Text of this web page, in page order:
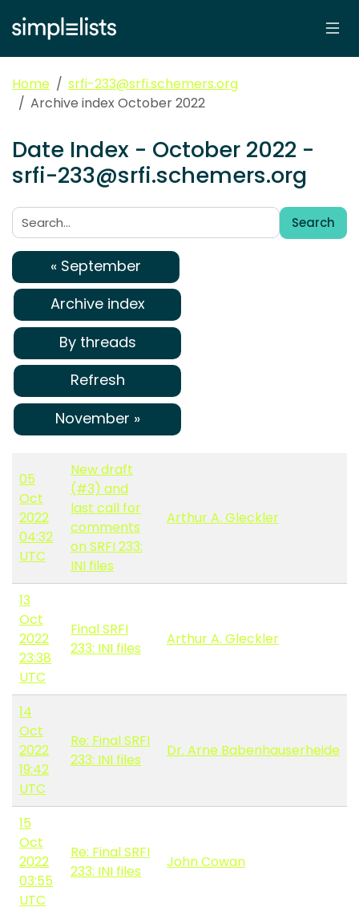
Home
srfi-233@srfi.schemers.org
Archive index October 2022
Date Index - October 2022 -
srfi-233@srfi.schemers.org
Search:
Search
« September
Archive index
By threads
Refresh
November »
05
Oct
2022
04:32
UTC
New draft
(#3) and
last call for
comments
on SRFI 233:
INI files
Arthur A. Gleckler
13
Oct
2022
23:38
UTC
Final SRFI
233: INI files
Arthur A. Gleckler
14
Oct
2022
19:42
UTC
Re: Final SRFI
233: INI files
Dr. Arne Babenhauserheide
15
Oct
2022
03:55
UTC
Re: Final SRFI
233: INI files
John Cowan